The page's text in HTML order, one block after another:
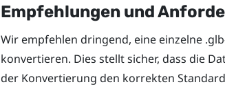
Empfehlungen und
Wir empfehlen dringend, eine einzelne
konvertieren. Dies stellt sicher, dass die
der Konvertierung den korrekten